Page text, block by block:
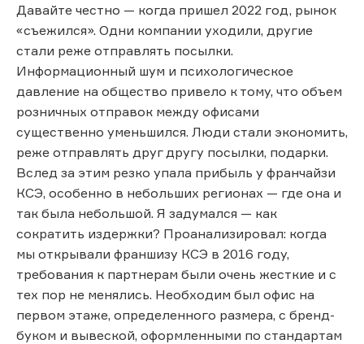
Давайте честно — когда пришел 2022 год, рынок
«съежился». Одни компании уходили, другие
стали реже отправлять посылки.
Информационный шум и психологическое
давление на общество привело к тому, что объем
розничных отправок между офисами
существенно уменьшился. Люди стали экономить,
реже отправлять друг другу посылки, подарки.
Вслед за этим резко упала прибыль у франчайзи
КСЭ, особенно в небольших регионах — где она и
так была небольшой. Я задумался — как
сократить издержки? Проанализировал: когда
мы открывали франшизу КСЭ в 2016 году,
требования к партнерам были очень жесткие и с
тех пор не менялись. Необходим был офис на
первом этаже, определенного размера, с бренд-
буком и вывеской, оформленными по стандартам